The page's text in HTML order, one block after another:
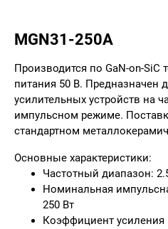
MGN31-250A
Производится по GaN-on-SiC
питания 50 В. Предназначен
усилительных устройств на
импульсном режиме.
стандартном
Основные характеристики:
Частотный диапазон:
Номинальная
250 Вт
Коэффициент